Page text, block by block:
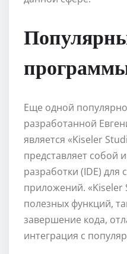
Еще одной
разработанной
является «Kiseler
представляет собой
разработки (IDE) для
приложений. «Kiseler
полезных функций,
завершение кода,
интеграция с